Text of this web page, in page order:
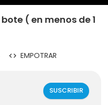
( en menos de 1
EMPOTRAR
SUSCRIBIR